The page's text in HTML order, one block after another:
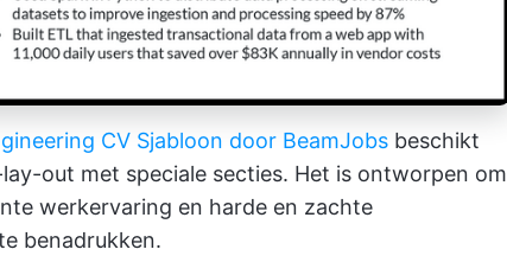
CV Sjabloon door BeamJobs beschikt
out met speciale secties. Het is ontworpen om
werkervaring en harde en zachte
benadrukken.